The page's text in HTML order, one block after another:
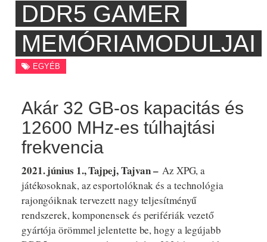
DDR5 GAMER
MEMÓRIAMODULJAI
EGYÉB
Akár 32 GB-os kapacitás és
12600 MHz-es túlhajtási
frekvencia
2021. június 1., Tajpej, Tajvan – Az XPG, a
játékosoknak, az esportolóknak és a technológia
rajongóiknak tervezett nagy teljesítményű
rendszerek, komponensek és perifériák vezető
gyártója örömmel jelentette be, hogy a legújabb